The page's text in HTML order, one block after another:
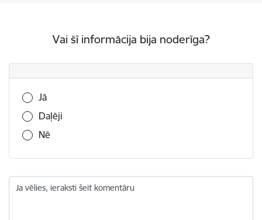
Vai šī informācija bija noderīga?
Vai šī informācija bija noderīga?
Jā
Daļēji
Nē
Ja vēlies, ieraksti šeit komentāru